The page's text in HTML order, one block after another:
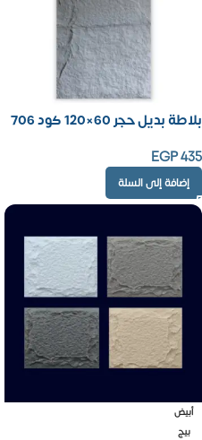
بلاطة بديل حجر 60×120 كود 706
EGP435
إضافة إلى السلة
أبيض
بيج